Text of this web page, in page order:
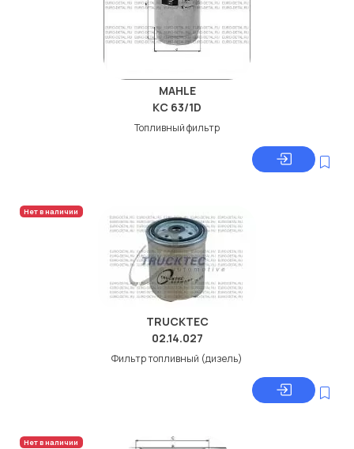
MAHLE
KC 63/1D
Топливный фильтр
Нет в наличии
TRUCKTEC
02.14.027
Фильтр топливный (дизель)
Нет в наличии